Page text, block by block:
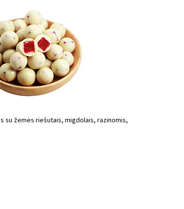
su žemės riešutais, migdolais, razinomis,